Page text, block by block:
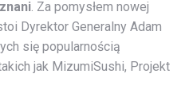
. Za pomysłem nowej
Dyrektor Generalny Adam
się popularnością
jak MizumiSushi, Projekt